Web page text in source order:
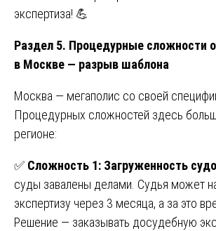
экспертиза! 💪
Раздел 5. Процедурные сложности
в Москве — разрыв шаблона
Москва — мегаполис со своей
Процедурных сложностей здесь
регионе:
✅ Сложность 1: Загруженность
суды завалены делами. Судья может
экспертизу через 3 месяца, а за это
Решение — заказывать досудебную